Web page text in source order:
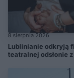
8 sierpnia 2026
Lublinianie odkryją
teatralnej odsłonie